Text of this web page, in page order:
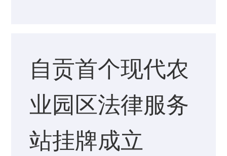
自贡首个现代农
业园区法律服务
站挂牌成立